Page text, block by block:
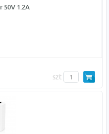
50V 1.2A
szt